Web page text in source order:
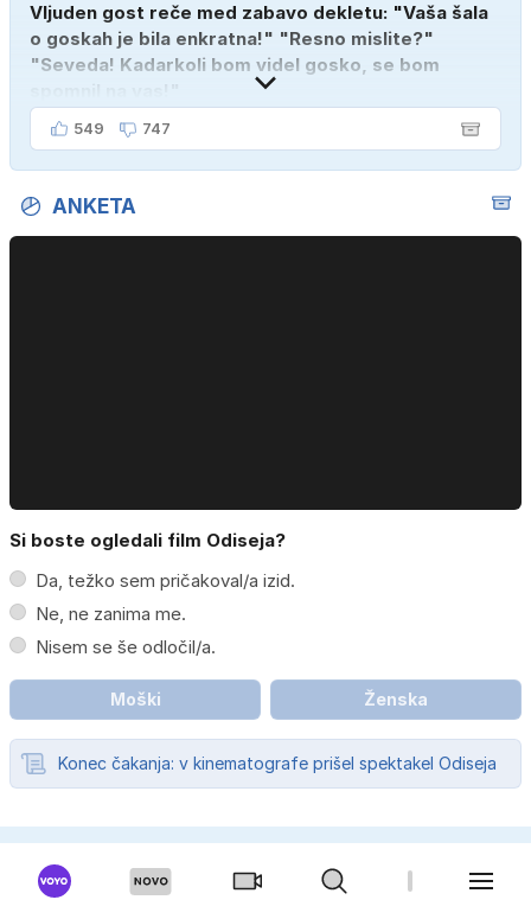
Vljuden gost reče med zabavo dekletu: "Vaša šala
o goskah je bila enkratna!" "Resno mislite?"
"Seveda! Kadarkoli bom videl gosko, se bom
549 747
ANKETA
Si boste ogledali film Odiseja?
Da, težko sem pričakoval/a izid.
Ne, ne zanima me.
Nisem se še odločil/a.
Moški Ženska
Konec čakanja: v kinematografe prišel spektakel Odiseja
BIBALEZE